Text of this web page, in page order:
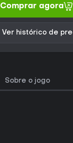
Comprar agora
Ver histórico de
Sobre o jogo